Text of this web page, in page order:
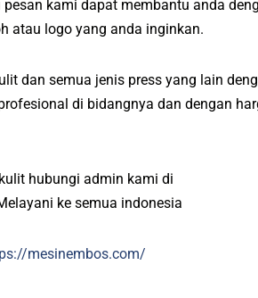
kami dapat membantu anda
atau logo yang anda inginkan.
dan semua jenis press yang lain
di bidangnya dan dengan
hubungi admin kami di
ke semua indonesia
mesinembos.com/